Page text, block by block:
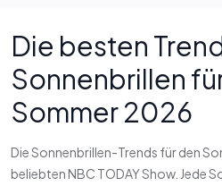
Die besten
Sonnenbrillen
Sommer 2026
Die Sonnenbrillen-Trends für den
beliebten NBC TODAY Show. Jede